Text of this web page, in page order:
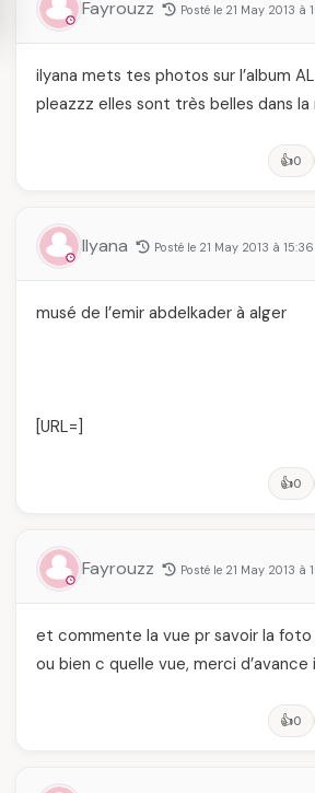
Fayrouzz Posté le 21 May 2013 à
ilyana mets tes photos sur l’album
pleazzz elles sont très belles dans
👍0
Ilyana Posté le 21 May 2013 à 15:36
musé de l’emir abdelkader à alger
[URL=
👍0
Fayrouzz Posté le 21 May 2013 à
et commente la vue pr savoir la foto
ou bien c quelle vue, merci d’avance
👍0